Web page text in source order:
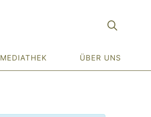
MEDIATHEK ÜBER UNS